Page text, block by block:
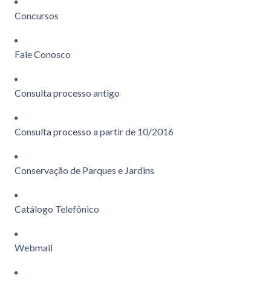
Concursos
Fale Conosco
Consulta processo antigo
Consulta processo a partir de 10/2016
Conservação de Parques e Jardins
Catálogo Telefônico
Webmail